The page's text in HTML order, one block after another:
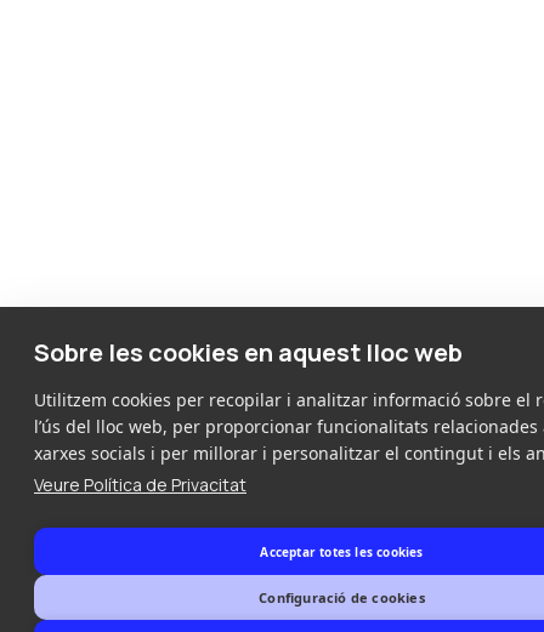
Sobre les cookies en aquest lloc web
Utilitzem cookies per recopilar i analitzar informació sobre el
l’ús del lloc web, per proporcionar funcionalitats relacionades
xarxes socials i per millorar i personalitzar el contingut i els
Veure Política de Privacitat
Acceptar totes les cookies
Configuració de cookies